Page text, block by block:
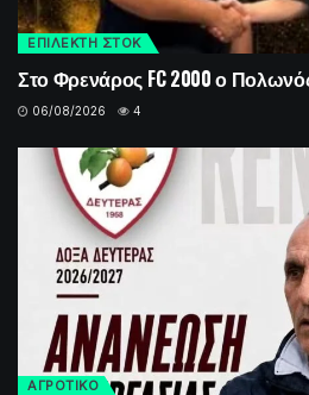
ΕΠΙΛΕΚΤΗ ΣΤΟΚ
Στο Φρενάρος FC 2000 ο
06/08/2026 4
ΑΓΡΟΤΙΚΟ